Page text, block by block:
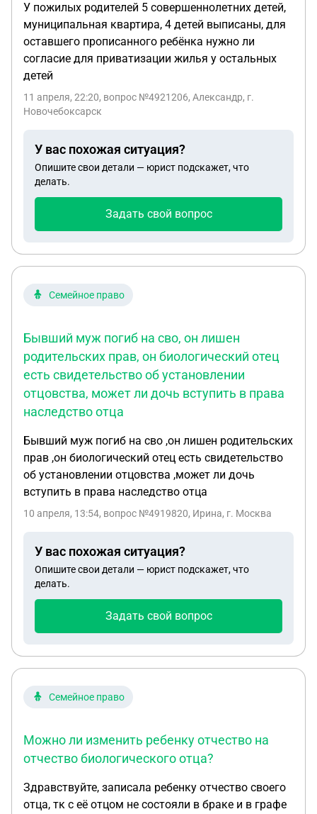
У пожилых родителей 5 совершеннолетних детей,
муниципальная квартира, 4 детей выписаны, для
оставшего прописанного ребёнка нужно ли
согласие для приватизации жилья у остальных
детей
11 апреля, 22:20, вопрос №4921206, Александр, г.
Новочебоксарск
У вас похожая ситуация?
Опишите свои детали — юрист подскажет, что
делать.
Задать свой вопрос
Семейное право
Бывший муж погиб на сво, он лишен
родительских прав, он биологический отец
есть свидетельство об установлении
отцовства, может ли дочь вступить в права
наследство отца
Бывший муж погиб на сво ,он лишен родительских
прав ,он биологический отец есть свидетельство
об установлении отцовства ,может ли дочь
вступить в права наследство отца
10 апреля, 13:54, вопрос №4919820, Ирина, г. Москва
У вас похожая ситуация?
Опишите свои детали — юрист подскажет, что
делать.
Задать свой вопрос
Семейное право
Можно ли изменить ребенку отчество на
отчество биологического отца?
Здравствуйте, записала ребенку отчество своего
отца, тк с её отцом не состояли в браке и в графе